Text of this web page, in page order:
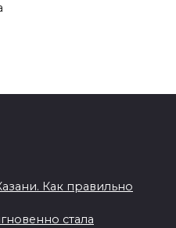
Как правильно
стала